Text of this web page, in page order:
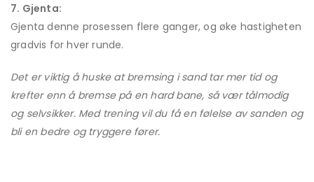
7. Gjenta:
Gjenta denne prosessen flere ganger, og øke hastigheten
gradvis for hver runde.
Det er viktig å huske at bremsing i sand tar mer tid og
krefter enn å bremse på en hard bane, så vær tålmodig
og selvsikker. Med trening vil du få en følelse av sanden og
bli en bedre og tryggere fører.